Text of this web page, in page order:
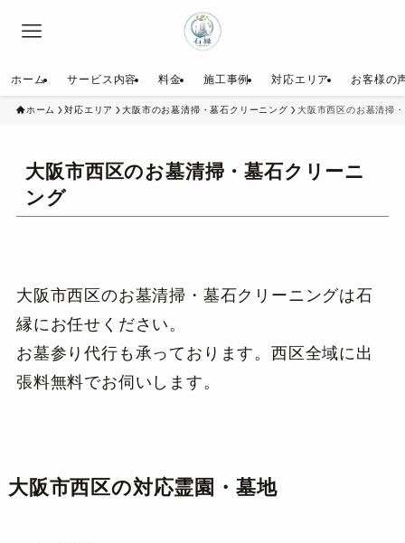
ホーム サービス内容 料金 施工事例 対応エリア お客様の
ホーム 対応エリア 大阪市のお墓清掃・墓石クリーニング 大阪市西区のお墓清掃
大阪市西区のお墓清掃・墓石クリーニ
ング
大阪市西区のお墓清掃・墓石クリーニングは石
縁にお任せください。
お墓参り代行も承っております。西区全域に出
張料無料でお伺いします。
大阪市西区の対応霊園・墓地